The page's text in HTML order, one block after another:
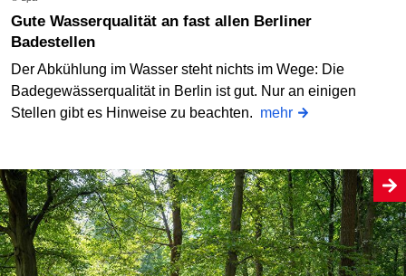
Gute Wasserqualität an fast allen Berliner
Badestellen
Der Abkühlung im Wasser steht nichts im Wege: Die
Badegewässerqualität in Berlin ist gut. Nur an einigen
Stellen gibt es Hinweise zu beachten. mehr